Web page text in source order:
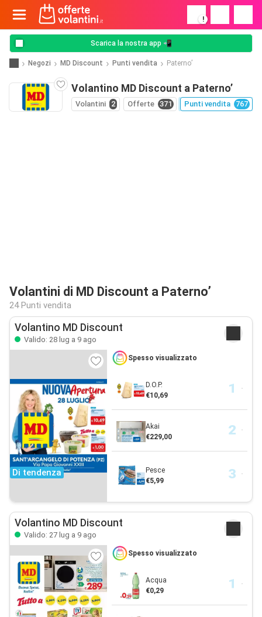
!
Scarica la nostra app 📲
Negozi MD Discount Punti vendita Paterno’
Volantino MD Discount a Paterno’
Volantini 2 Offerte 371 Punti vendita 767
Volantini di MD Discount a Paterno’
24 Punti vendita
Volantino MD Discount
Valido: 28 lug a 9 ago
Di tendenza
Spesso visualizzato
D.O.P.
€10,69
Akai
€229,00
Pesce
€5,99
Volantino MD Discount
Valido: 27 lug a 9 ago
Spesso visualizzato
Acqua
€0,29